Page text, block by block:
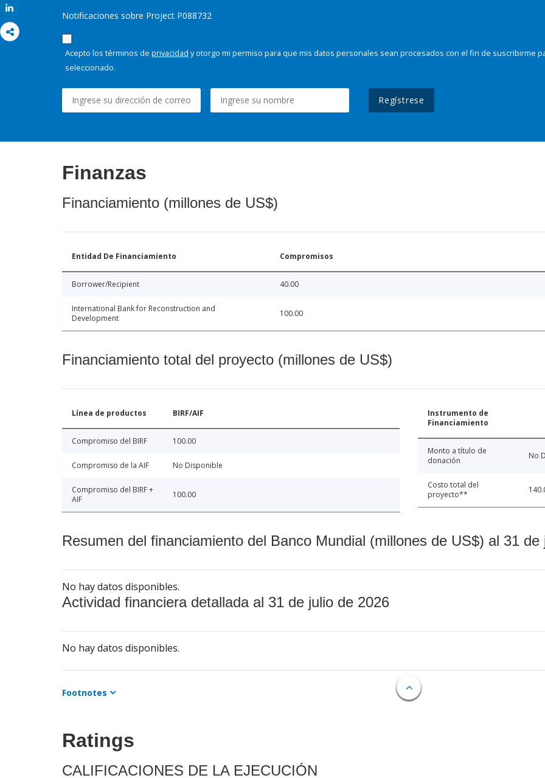
Notificaciones sobre Project P088732
Acepto los términos de privacidad y otorgo mi permiso para que mis datos personales sean procesados con el fin de suscribirme
seleccionado.
Regístrese
Finanzas
Financiamiento (millones de US$)
Entidad De Financiamiento Compromisos
Borrower/Recipient 40.00
International Bank for Reconstruction and
Development
100.00
Financiamiento total del proyecto (millones de US$)
Línea de productos BIRF/AIF
Compromiso del BIRF 100.00
Compromiso de la AIF No Disponible
Compromiso del BIRF +
AIF
100.00
Instrumento de
Financiamiento
Monto a título de
donación
No
Costo total del
proyecto**
Resumen del financiamiento del Banco Mundial (millones de US$) al 31 de
No hay datos disponibles.
Actividad financiera detallada al 31 de julio de 2026
No hay datos disponibles.
Footnotes
Ratings
CALIFICACIONES DE LA EJECUCIÓN